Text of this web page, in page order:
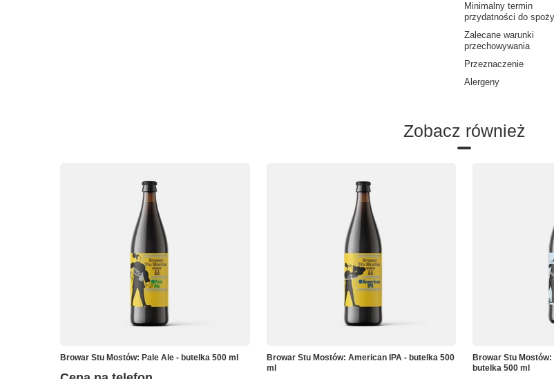
Minimalny termin
przydatności do
Zalecane warunki
przechowywania
Przeznaczenie
Alergeny
Zobacz również
Browar Stu Mostów: Pale Ale - butelka 500 ml
Browar Stu Mostów: American IPA - butelka 500
ml
Browar Stu
butelka 500 ml